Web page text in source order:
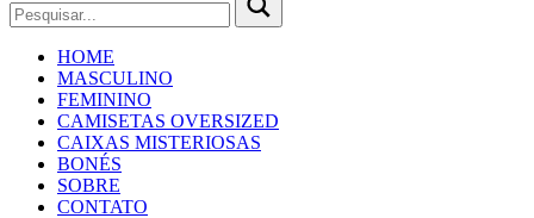
HOME
MASCULINO
FEMININO
CAMISETAS OVERSIZED
CAIXAS MISTERIOSAS
BONÉS
SOBRE
CONTATO